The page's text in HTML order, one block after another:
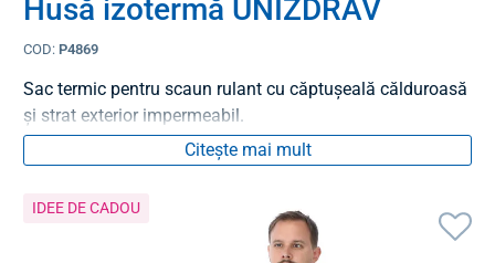
Husă izotermă UNIZDRAV
COD: P4869
Sac termic pentru scaun rulant cu căptușeală călduroasă
și strat exterior impermeabil.
Citește mai mult
IDEE DE CADOU